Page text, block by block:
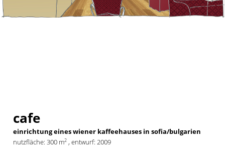
cafe
einrichtung eines wiener kaffeehauses in sofia/bulgarien
nutzfläche: 300 m2 , entwurf: 2009